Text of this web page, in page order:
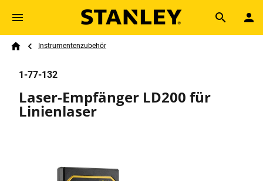
Skip to main content
Search
Breadcrumb
Instrumentenzubehör
1-77-132
Laser-Empfänger LD200 für
Linienlaser